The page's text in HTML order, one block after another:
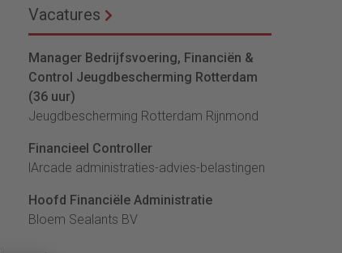
Vacatures
Manager Bedrijfsvoering, Financiën &
Control Jeugdbescherming Rotterdam
(36 uur)
Jeugdbescherming Rotterdam Rijnmond
Financieel Controller
lArcade administraties-advies-belastingen
Hoofd Financiële Administratie
Bloem Sealants BV